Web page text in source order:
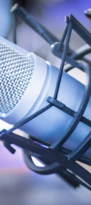
t-elle
?
profile-t-